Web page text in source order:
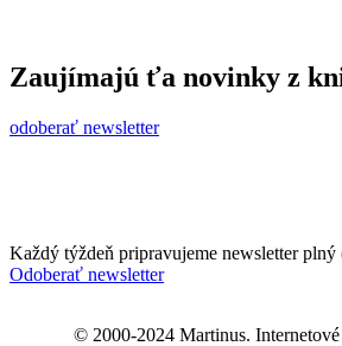
Zaujímajú ťa novinky z
odoberať newsletter
Každý týždeň pripravujeme newsletter
Odoberať newsletter
© 2000-2024 Martinus.